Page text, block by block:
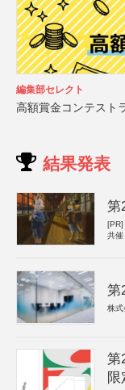
編集部セレクト
高額賞金コンテスト
結果発表
第
[PR]
共催
第
株式
第
限